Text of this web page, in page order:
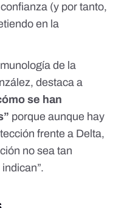
(y por tanto,
en la
de la
destaca a
se han
porque aunque hay
frente a Delta,
no sea tan